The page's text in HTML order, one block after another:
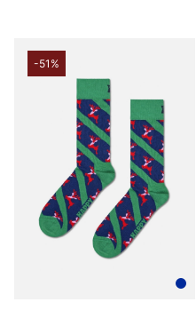
-51%